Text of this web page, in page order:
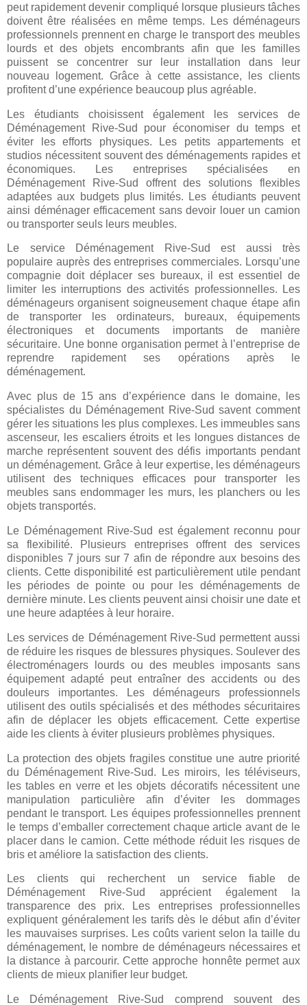
peut rapidement devenir compliqué lorsque plusieurs tâches
doivent être réalisées en même temps. Les déménageurs
professionnels prennent en charge le transport des meubles
lourds et des objets encombrants afin que les familles
puissent se concentrer sur leur installation dans leur
nouveau logement. Grâce à cette assistance, les clients
profitent d’une expérience beaucoup plus agréable.
Les étudiants choisissent également les services de
Déménagement Rive-Sud pour économiser du temps et
éviter les efforts physiques. Les petits appartements et
studios nécessitent souvent des déménagements rapides et
économiques. Les entreprises spécialisées en
Déménagement Rive-Sud offrent des solutions flexibles
adaptées aux budgets plus limités. Les étudiants peuvent
ainsi déménager efficacement sans devoir louer un camion
ou transporter seuls leurs meubles.
Le service Déménagement Rive-Sud est aussi très
populaire auprès des entreprises commerciales. Lorsqu’une
compagnie doit déplacer ses bureaux, il est essentiel de
limiter les interruptions des activités professionnelles. Les
déménageurs organisent soigneusement chaque étape afin
de transporter les ordinateurs, bureaux, équipements
électroniques et documents importants de manière
sécuritaire. Une bonne organisation permet à l’entreprise de
reprendre rapidement ses opérations après le
déménagement.
Avec plus de 15 ans d’expérience dans le domaine, les
spécialistes du Déménagement Rive-Sud savent comment
gérer les situations les plus complexes. Les immeubles sans
ascenseur, les escaliers étroits et les longues distances de
marche représentent souvent des défis importants pendant
un déménagement. Grâce à leur expertise, les déménageurs
utilisent des techniques efficaces pour transporter les
meubles sans endommager les murs, les planchers ou les
objets transportés.
Le Déménagement Rive-Sud est également reconnu pour
sa flexibilité. Plusieurs entreprises offrent des services
disponibles 7 jours sur 7 afin de répondre aux besoins des
clients. Cette disponibilité est particulièrement utile pendant
les périodes de pointe ou pour les déménagements de
dernière minute. Les clients peuvent ainsi choisir une date et
une heure adaptées à leur horaire.
Les services de Déménagement Rive-Sud permettent aussi
de réduire les risques de blessures physiques. Soulever des
électroménagers lourds ou des meubles imposants sans
équipement adapté peut entraîner des accidents ou des
douleurs importantes. Les déménageurs professionnels
utilisent des outils spécialisés et des méthodes sécuritaires
afin de déplacer les objets efficacement. Cette expertise
aide les clients à éviter plusieurs problèmes physiques.
La protection des objets fragiles constitue une autre priorité
du Déménagement Rive-Sud. Les miroirs, les téléviseurs,
les tables en verre et les objets décoratifs nécessitent une
manipulation particulière afin d’éviter les dommages
pendant le transport. Les équipes professionnelles prennent
le temps d’emballer correctement chaque article avant de le
placer dans le camion. Cette méthode réduit les risques de
bris et améliore la satisfaction des clients.
Les clients qui recherchent un service fiable de
Déménagement Rive-Sud apprécient également la
transparence des prix. Les entreprises professionnelles
expliquent généralement les tarifs dès le début afin d’éviter
les mauvaises surprises. Les coûts varient selon la taille du
déménagement, le nombre de déménageurs nécessaires et
la distance à parcourir. Cette approche honnête permet aux
clients de mieux planifier leur budget.
Le Déménagement Rive-Sud comprend souvent des